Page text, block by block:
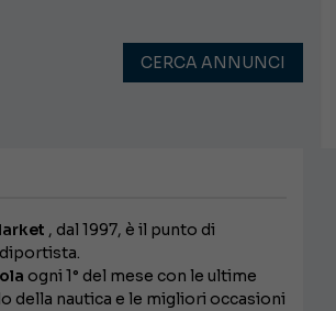
CERCA ANNUNCI
, dal 1997, è il punto di
ogni 1° del mese con le ultime
della nautica e le migliori occasioni